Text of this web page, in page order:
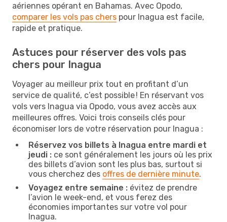
aériennes opérant en Bahamas. Avec Opodo,
comparer les vols pas chers pour Inagua est facile,
rapide et pratique.
Astuces pour réserver des vols pas
chers pour Inagua
Voyager au meilleur prix tout en profitant d’un
service de qualité, c’est possible ! En réservant vos
vols vers Inagua via Opodo, vous avez accès aux
meilleures offres. Voici trois conseils clés pour
économiser lors de votre réservation pour Inagua :
Réservez vos billets à Inagua entre mardi et
jeudi : ce sont généralement les jours où les prix
des billets d’avion sont les plus bas, surtout si
vous cherchez des offres de dernière minute.
Voyagez entre semaine : évitez de prendre
l’avion le week-end, et vous ferez des
économies importantes sur votre vol pour
Inagua.